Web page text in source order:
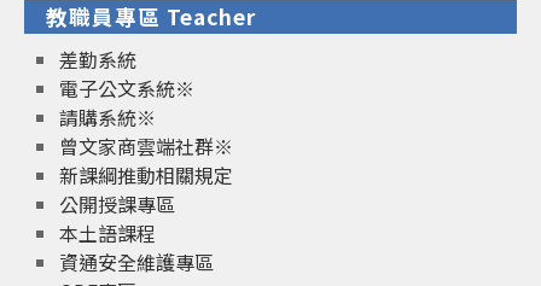
教職員專區 Teacher
差勤系統
電子公文系統※
請購系統※
曾文家商雲端社群※
新課綱推動相關規定
公開授課專區
本土語課程
資通安全維護專區